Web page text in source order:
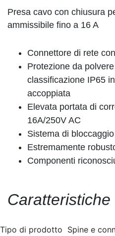
Presa cavo con chiusura
ammissibile fino a 16 A
Connettore di rete
Protezione da
classificazione IP65
accoppiata
Elevata portata di
16A/250V AC
Sistema di
Estremamente
Componenti
Tipo di prodotto Spine e